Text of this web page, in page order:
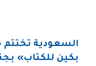
السعودية
بكين للكتاب»